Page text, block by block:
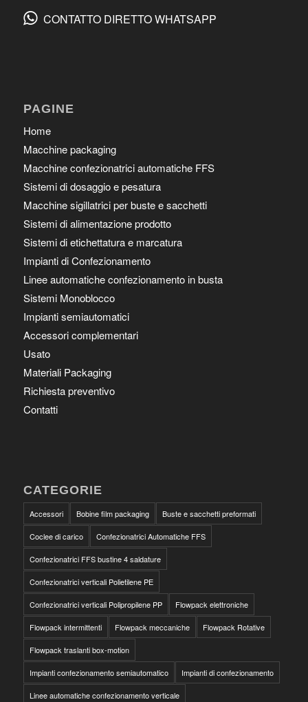
CONTATTO DIRETTO WHATSAPP
PAGINE
Home
Macchine packaging
Macchine confezionatrici automatiche FFS
Sistemi di dosaggio e pesatura
Macchine sigillatrici per buste e sacchetti
Sistemi di alimentazione prodotto
Sistemi di etichettatura e marcatura
Impianti di Confezionamento
Linee automatiche confezionamento in busta
Sistemi Monoblocco
Impianti semiautomatici
Accessori complementari
Usato
Materiali Packaging
Richiesta preventivo
Contatti
CATEGORIE
Accessori Bobine film packaging Buste e sacchetti preformati
Coclee di carico Confezionatrici Automatiche FFS
Confezionatrici FFS bustine 4 saldature
Confezionatrici verticali Polietilene PE
Confezionatrici verticali Polipropilene PP Flowpack elettroniche
Flowpack intermittenti Flowpack meccaniche Flowpack Rotative
Flowpack traslanti box-motion
Impianti confezionamento semiautomatico Impianti di confezionamento
Linee automatiche confezionamento verticale